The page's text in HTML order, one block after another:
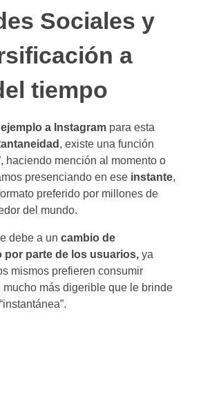
Sociales y
a
tiempo
a Instagram para esta
, existe una función
haciendo mención al momento o
presenciando en ese instante,
preferido por millones de
del mundo.
debe a un cambio de
por parte de los usuarios, ya
mismos prefieren consumir
más digerible que le brinde